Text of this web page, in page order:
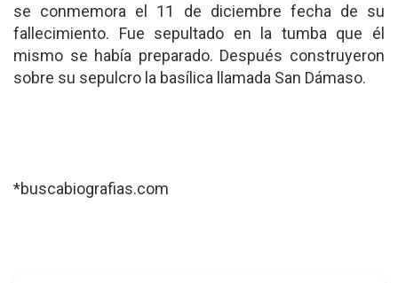
se conmemora el 11 de diciembre fecha de su
fallecimiento. Fue sepultado en la tumba que él
mismo se había preparado. Después construyeron
sobre su sepulcro la basílica llamada San Dámaso.
*buscabiografias.com